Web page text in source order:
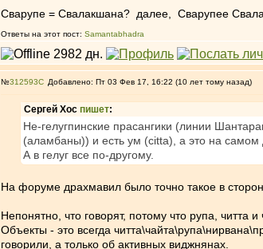
Сварупе = Свалакшана? далее, Сварупее
Ответы на этот пост: Samantabhadra
№312593 Добавлено: Пт 03 Фев 17, 16:22 (10 лет тому назад)
Сергей Хос пишет:
Не-гелугпинские прасангики (линии
(аламбаны)) и есть ум (citta), а это на самом
А в гелуг все по-другому.
На форуме драхмавил было точно такое в
Непонятно, что говорят, потому что рупа,
Объекты - это всегда
говорили, а только об активных виджнянах.